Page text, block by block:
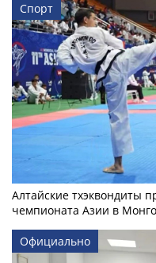
Спорт
Алтайские тхэквондиты
чемпионата Азии в
Официально